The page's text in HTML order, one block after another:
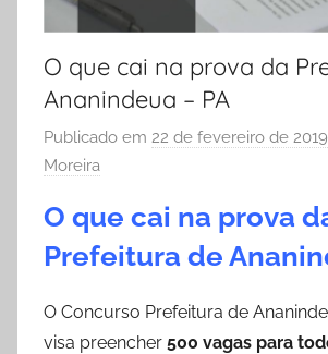
O que cai na prova da
Ananindeua – PA
Publicado em 22 de fevereiro de 2019
Moreira
O que cai na prova
Prefeitura de
O Concurso Prefeitura de
visa preencher 500 vagas para